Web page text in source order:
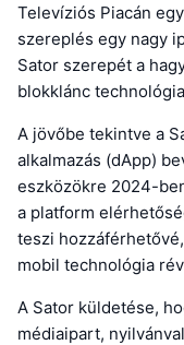
Televíziós Piacán
szereplés egy nagy
Sator szerepét a
blokklánc
A jövőbe tekintve a
alkalmazás (dApp)
eszközökre 2024-
a platform
teszi
mobil technológia
A Sator küldetése,
médiaipart,